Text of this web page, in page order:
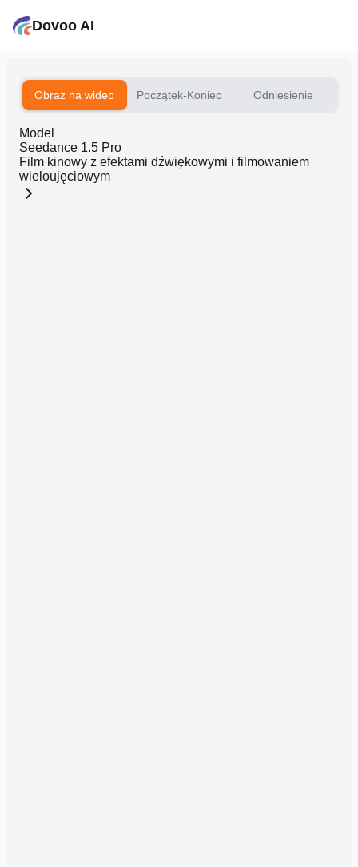
Dovoo AI
Obraz na wideo Początek-Koniec Odniesienie
Model
Seedance 1.5 Pro
Film kinowy z efektami dźwiękowymi i filmowaniem
wieloujęciowym